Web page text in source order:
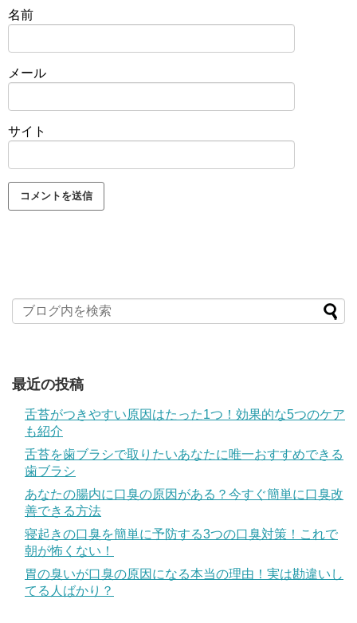
名前
メール
サイト
最近の投稿
舌苔がつきやすい原因はたった1つ！効果的な5つのケア
も紹介
舌苔を歯ブラシで取りたいあなたに唯一おすすめできる
歯ブラシ
あなたの腸内に口臭の原因がある？今すぐ簡単に口臭改
善できる方法
寝起きの口臭を簡単に予防する3つの口臭対策！これで
朝が怖くない！
胃の臭いが口臭の原因になる本当の理由！実は勘違いし
てる人ばかり？